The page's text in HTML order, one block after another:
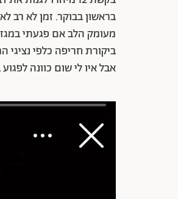
בראשון בבוקר. זמן לא רב
מעומק הלב אם פגעתי
ביקורת חריפה כלפי נציגי
אבל איו לי שום כוונה